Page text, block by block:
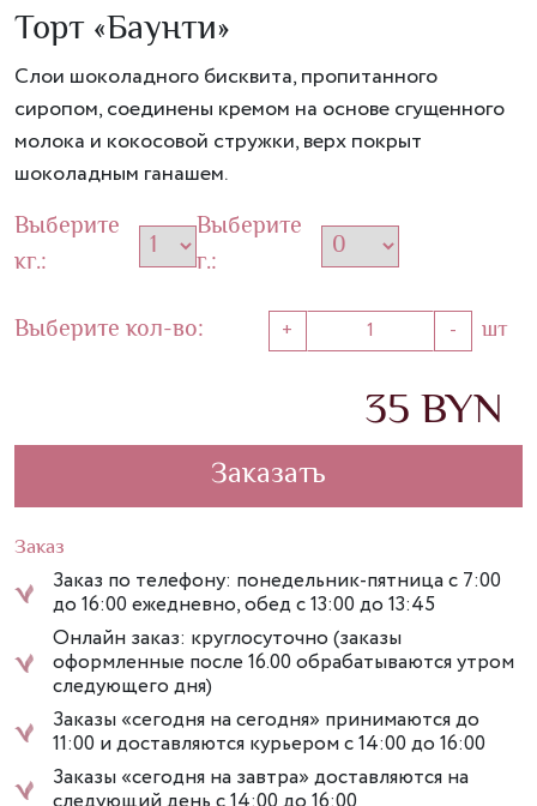
Торт «Баунти»
Слои шоколадного бисквита, пропитанного
сиропом, соединены кремом на основе сгущенного
молока и кокосовой стружки, верх покрыт
шоколадным ганашем.
Выберите
кг.:
Выберите
г.:
Выберите кол-во:
1 шт
35
Заказать
Заказ
Заказ по телефону: понедельник-пятница с 7:00
до 16:00 ежедневно, обед с 13:00 до 13:45
Онлайн заказ: круглосуточно (заказы
оформленные после 16.00 обрабатываются утром
следующего дня)
Заказы «сегодня на сегодня» принимаются до
11:00 и доставляются курьером с 14:00 до 16:00
Заказы «сегодня на завтра» доставляются на